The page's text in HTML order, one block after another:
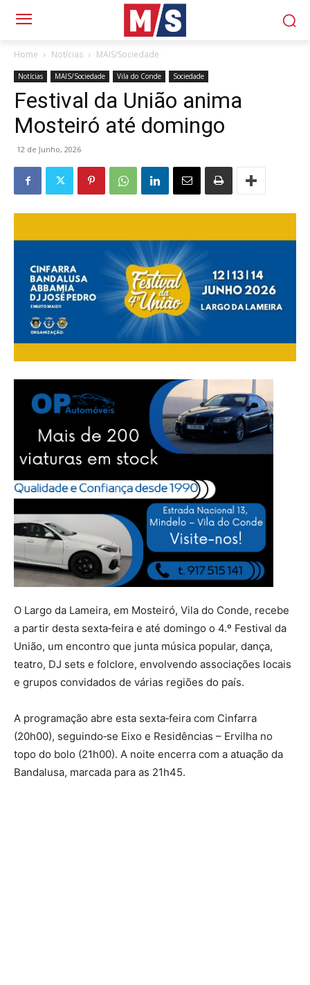
Home Notícias MAIS/Sociedade
Notícias MAIS/Sociedade Vila do Conde Sociedade
Festival da União anima
Mosteiró até domingo
12 de Junho, 2026
O Largo da Lameira, em Mosteiró, Vila do Conde, recebe
a partir desta sexta‑feira e até domingo o 4.º Festival da
União, um encontro que junta música popular, dança,
teatro, DJ sets e folclore, envolvendo associações locais
e grupos convidados de várias regiões do país.
A programação abre esta sexta‑feira com Cinfarra
(20h00), seguindo‑se Eixo e Residências – Ervilha no
topo do bolo (21h00). A noite encerra com a atuação da
Bandalusa, marcada para as 21h45.